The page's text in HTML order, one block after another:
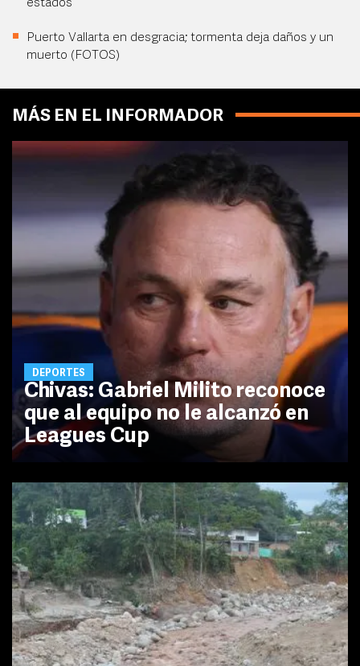
estados
Puerto Vallarta en desgracia; tormenta deja daños y un
muerto (FOTOS)
MÁS EN EL INFORMADOR
DEPORTES
Chivas: Gabriel Milito reconoce
que al equipo no le alcanzó en
Leagues Cup